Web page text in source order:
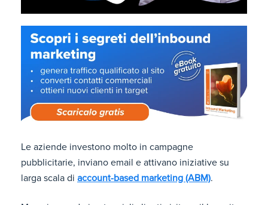
Le aziende investono molto in campagne
pubblicitarie, inviano email e attivano iniziative su
larga scala di account-based marketing (ABM).